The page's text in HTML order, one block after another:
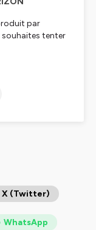
par
souhaites tenter
au mieux ton
X (Twitter)
WhatsApp